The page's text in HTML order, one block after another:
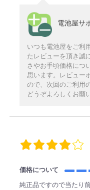
電池屋サ
いつも電池屋をご利
たレビューを頂き誠
さやお手頃価格につ
思います。レビュー
ので、次回のご利用
どうぞよろしくお願
価格について
純正品ですので当たり